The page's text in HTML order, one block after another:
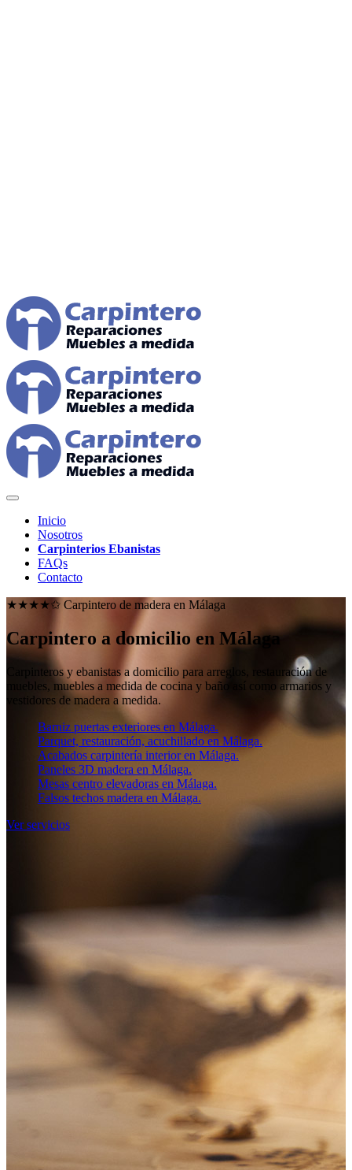
Inicio
Nosotros
Carpinterios Ebanistas
FAQs
Contacto
★★★★✩ Carpintero de madera en Málaga
Carpintero a domicilio en Málaga
Carpinteros y ebanistas a domicilio para arreglos, restauración de
muebles, muebles a medida de cocina y baño así como armarios y
vestidores de madera a medida.
Barniz puertas exteriores en Málaga.
Parquet, restauración, acuchillado en Málaga.
Acabados carpintería interior en Málaga.
Paneles 3D madera en Málaga.
Mesas centro elevadoras en Málaga.
Falsos techos madera en Málaga.
Ver servicios